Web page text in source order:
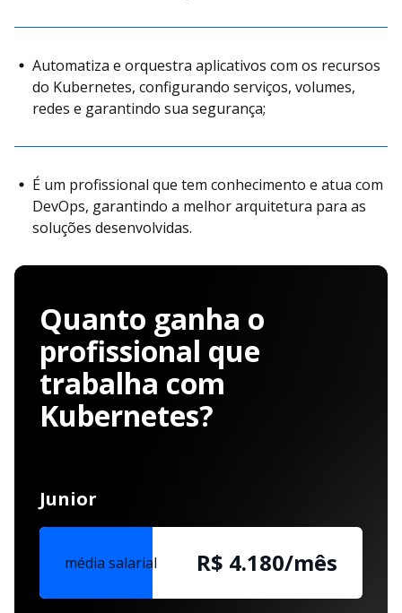
Automatiza e orquestra aplicativos com os recursos
do Kubernetes, configurando serviços, volumes,
redes e garantindo sua segurança;
É um profissional que tem conhecimento e atua com
DevOps, garantindo a melhor arquitetura para as
soluções desenvolvidas.
Quanto ganha o
profissional que
trabalha com
Kubernetes?
Junior
média salarial R$ 4.180/mês